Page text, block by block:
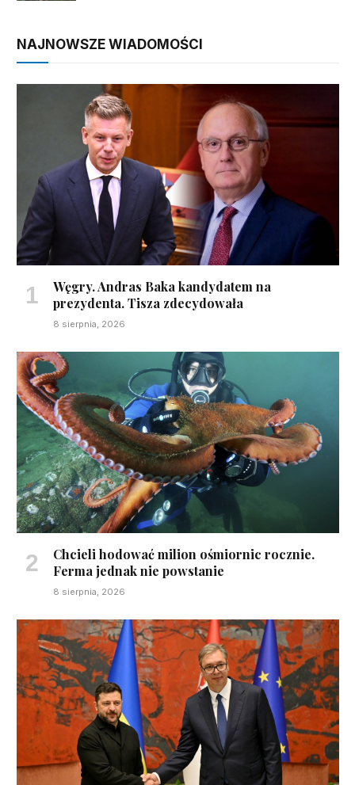
NAJNOWSZE WIADOMOŚCI
Węgry. Andras Baka kandydatem na
prezydenta. Tisza zdecydowała
8 sierpnia, 2026
Chcieli hodować milion ośmiornic rocznie.
Ferma jednak nie powstanie
8 sierpnia, 2026